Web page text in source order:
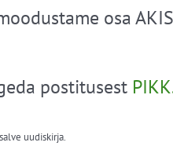
2020 „Teadmussiire ja
viitenumbriga 612020790777
osa
postitusest
uudiskirja.